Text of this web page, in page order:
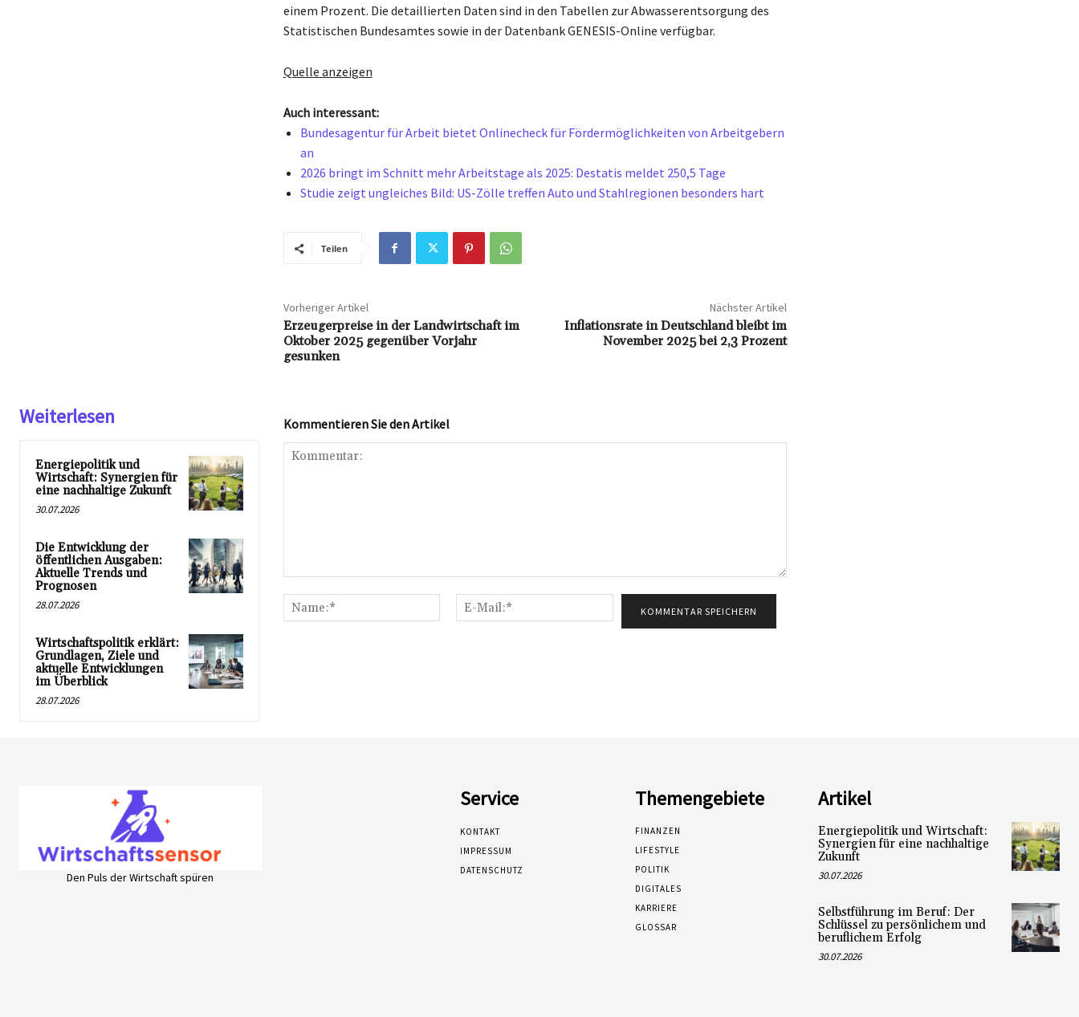
einem Prozent. Die detaillierten Daten sind in den Tabellen zur Abwasserentsorgung des
Statistischen Bundesamtes sowie in der Datenbank GENESIS-Online verfügbar.
Quelle anzeigen
Auch interessant:
Bundesagentur für Arbeit bietet Onlinecheck für Fördermöglichkeiten von Arbeitgebern
an
2026 bringt im Schnitt mehr Arbeitstage als 2025: Destatis meldet 250,5 Tage
Studie zeigt ungleiches Bild: US-Zölle treffen Auto und Stahlregionen besonders hart
Teilen
Vorheriger Artikel
Erzeugerpreise in der Landwirtschaft im
Oktober 2025 gegenüber Vorjahr
gesunken
Nächster Artikel
Inflationsrate in Deutschland bleibt im
November 2025 bei 2,3 Prozent
Weiterlesen
Energiepolitik und
Wirtschaft: Synergien für
eine nachhaltige Zukunft
30.07.2026
Die Entwicklung der
öffentlichen Ausgaben:
Aktuelle Trends und
Prognosen
28.07.2026
Wirtschaftspolitik erklärt:
Grundlagen, Ziele und
aktuelle Entwicklungen
im Überblick
28.07.2026
Kommentieren Sie den Artikel
Name:*
Mail:*
Den Puls der Wirtschaft spüren
Service
KONTAKT
IMPRESSUM
DATENSCHUTZ
Themengebiete
FINANZEN
LIFESTYLE
POLITIK
DIGITALES
KARRIERE
GLOSSAR
Artikel
Energiepolitik und Wirtschaft:
Synergien für eine nachhaltige
Zukunft
30.07.2026
Selbstführung im Beruf: Der
Schlüssel zu persönlichem und
beruflichem Erfolg
30.07.2026